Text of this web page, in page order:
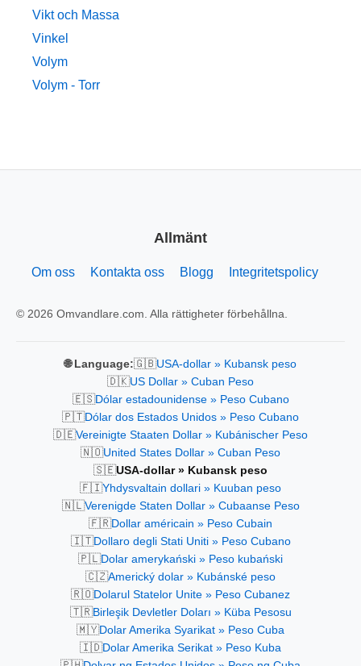
Vikt och Massa
Vinkel
Volym
Volym - Torr
Allmänt
Om oss Kontakta oss Blogg Integritetspolicy
© 2026 Omvandlare.com. Alla rättigheter förbehållna.
🌐 Language:🇬🇧USA-dollar » Kubansk peso
🇩🇰US Dollar » Cuban Peso
🇪🇸Dólar estadounidense » Peso Cubano
🇵🇹Dólar dos Estados Unidos » Peso Cubano
🇩🇪Vereinigte Staaten Dollar » Kubánischer Peso
🇳🇴United States Dollar » Cuban Peso
🇸🇪USA-dollar » Kubansk peso
🇫🇮Yhdysvaltain dollari » Kuuban peso
🇳🇱Verenigde Staten Dollar » Cubaanse Peso
🇫🇷Dollar américain » Peso Cubain
🇮🇹Dollaro degli Stati Uniti » Peso Cubano
🇵🇱Dolar amerykański » Peso kubański
🇨🇿Americký dolar » Kubánské peso
🇷🇴Dolarul Statelor Unite » Peso Cubanez
🇹🇷Birleşik Devletler Doları » Küba Pesosu
🇲🇾Dolar Amerika Syarikat » Peso Cuba
🇮🇩Dolar Amerika Serikat » Peso Kuba